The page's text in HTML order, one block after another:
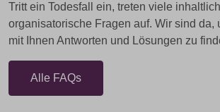
Tritt ein Todesfall ein, treten viele
organisatorische Fragen auf. Wir sind da,
mit Ihnen Antworten und Lösungen zu
Alle FAQs